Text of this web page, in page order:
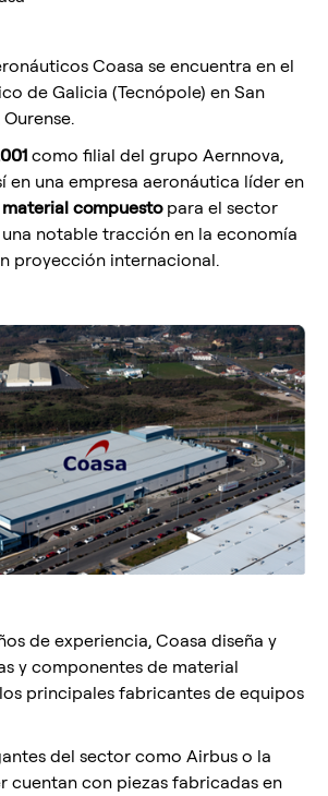
Coasa se encuentra en el
de Galicia (Tecnópole) en San
como filial del grupo Aernnova,
en una empresa aeronáutica líder en
material compuestopara el sector
notable tracción en la economía
proyección internacional.
de experiencia, Coasa diseña y
y componentes de material
principales fabricantes de equipos
del sector como Airbus o la
cuentan con piezas fabricadas en